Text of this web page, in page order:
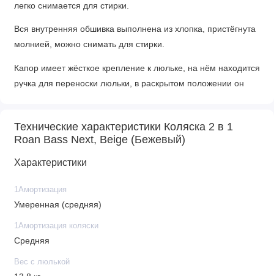
легко снимается для стирки.
Вся внутренняя обшивка выполнена из хлопка, пристёгнута
молнией, можно снимать для стирки.
Капор имеет жёсткое крепление к люльке, на нём находится
ручка для переноски люльки, в раскрытом положении он
дополнительный козырёк для защиты от солнца и дождя.
смотровым окном, сам отворот полностью закрывает
Все элементы взаимодействия люльки безшумные.
Люльку можно установить в любом направлении, установка
происходит в 1 движение, просто поставьте люльку на раму
до щелчка. Для снятия люльки необходимо взять за 2 ручки
Технические характеристики Коляска 2 в 1
Roan Bass Next, Beige (Бежевый)
Характеристики
1Амортизация
Умеренная (средняя)
1Амортизация коляски
Средняя
Вес с люлькой